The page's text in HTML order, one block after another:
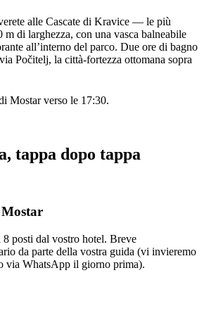
alle Cascate di Kravice — le più
di larghezza, con una vasca balneabile
all’interno del parco. Due ore di bagno
Počitelj, la città-fortezza ottomana sopra
Mostar verso le 17:30.
tappa dopo tappa
posti dal vostro hotel. Breve
da parte della vostra guida (vi invieremo
via WhatsApp il giorno prima).